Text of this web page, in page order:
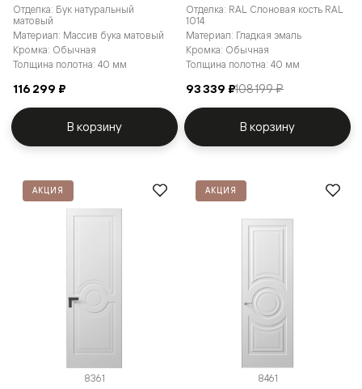
Отделка: Бук натуральный
матовый
Материал: Массив бука матовый
Кромка: Обычная
Толщина полотна: 40 мм
116 299 ₽
В корзину
Отделка: RAL Слоновая кость RAL
1014
Материал: Гладкая эмаль
Кромка: Обычная
Толщина полотна: 40 мм
93 339 ₽108 199 ₽
В корзину
АКЦИЯ
8361
АКЦИЯ
8461